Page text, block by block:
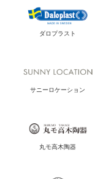
ダロプラスト
サニーロケーション
丸モ高木陶器